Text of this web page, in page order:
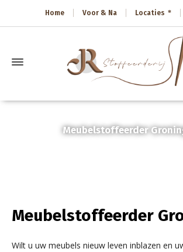
Home Voor & Na Locaties
Meubelstoffeerder
Meubelstoffeerder
Wilt u uw meubels nieuw leven inblazen en